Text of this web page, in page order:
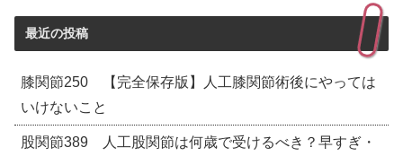
最近の投稿
膝関節250 【完全保存版】人工膝関節術後にやっては
いけないこと
股関節389 人工股関節は何歳で受けるべき？早すぎ・